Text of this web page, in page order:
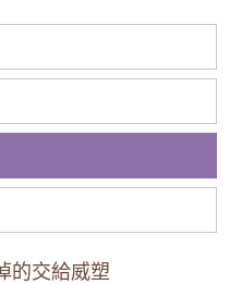
的交給威塑